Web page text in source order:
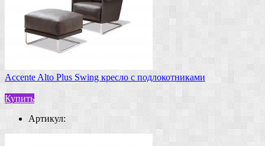
Accente Alto Plus Swing кресло с подлокотниками
Купить
Артикул: